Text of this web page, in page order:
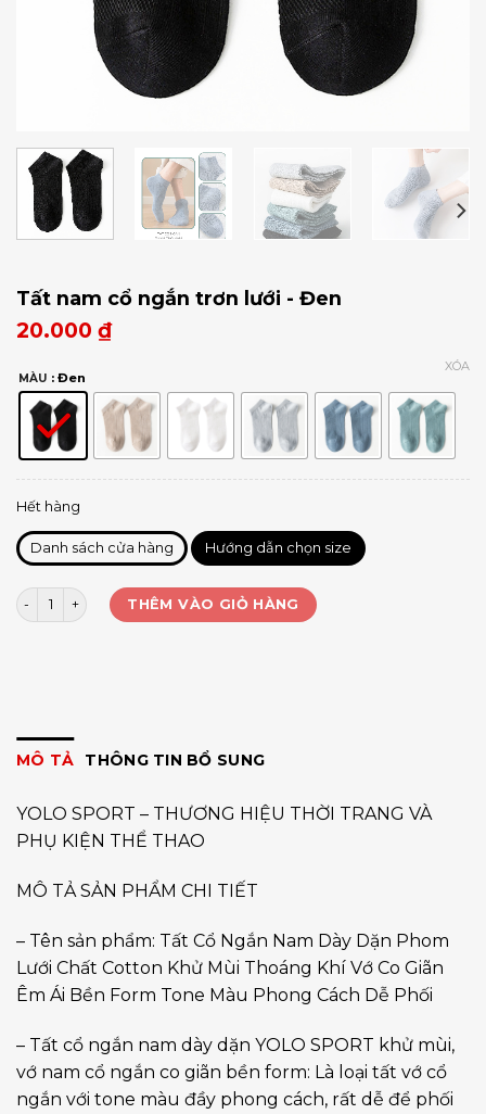
Tất nam cổ ngắn trơn lưới - Đen
20.000 ₫
MÀU : Đen
XÓA
Hết hàng
Danh sách cửa hàng Hướng dẫn chọn size
Tất nam cổ ngắn trơn lưới số lượng
THÊM VÀO GIỎ HÀNG
MÔ TẢ THÔNG TIN BỔ SUNG
YOLO SPORT – THƯƠNG HIỆU THỜI TRANG VÀ
PHỤ KIỆN THỂ THAO
MÔ TẢ SẢN PHẨM CHI TIẾT
– Tên sản phẩm: Tất Cổ Ngắn Nam Dày Dặn Phom
Lưới Chất Cotton Khử Mùi Thoáng Khí Vớ Co Giãn
Êm Ái Bền Form Tone Màu Phong Cách Dễ Phối
– Tất cổ ngắn nam dày dặn YOLO SPORT khử mùi,
vớ nam cổ ngắn co giãn bền form: Là loại tất vớ cổ
ngắn với tone màu đầy phong cách, rất dễ để phối